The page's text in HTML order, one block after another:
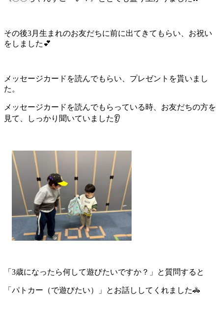
その後3月生まれのお友だちに前に出てきてもらい、お祝い
をしま した💕
メッセージカードを読んでもらい、プレゼントを貰いまし
た。
メッセージカードを読んでもらっている時、お友だちの方を
見て、しっかり聞いていました👂
「3歳になったら何して遊びたいですか？」と質問すると
「パトカー（で遊びたい）」とお話ししてくれました🚓